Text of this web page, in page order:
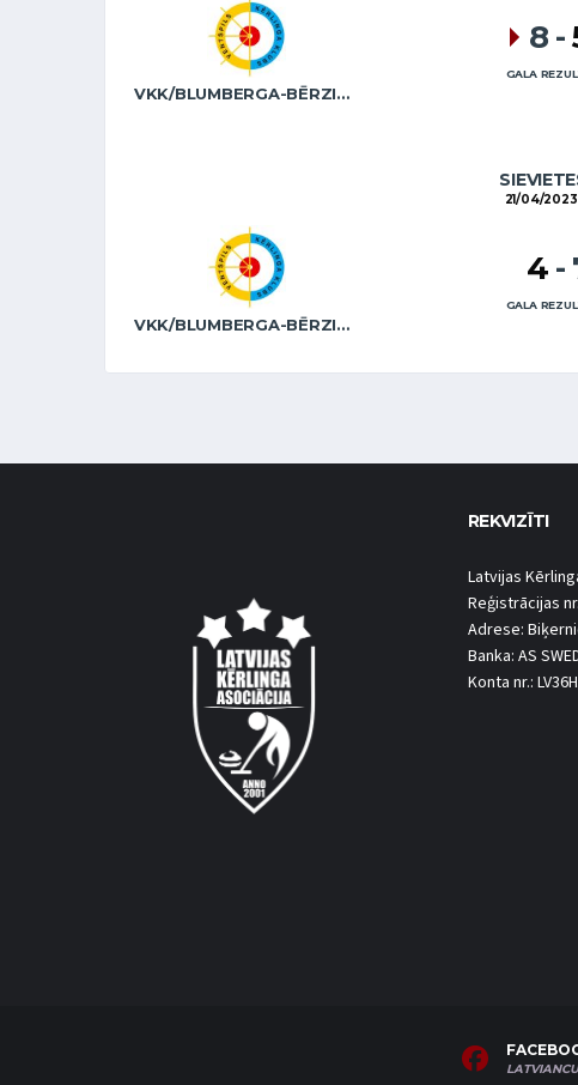
VKK/BLUMBERGA-BĒRZIŅA
8 -
GALA
21/04/2023
VKK/BLUMBERGA-BĒRZIŅA
4 -
GALA
REKVIZĪTI
Latvijas
Reģistrācijas
Adrese:
Banka: AS
Konta nr.: